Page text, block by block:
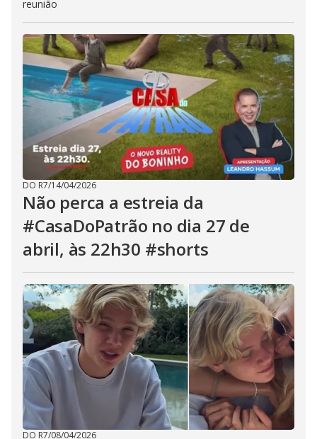
reunião
DO R7/14/04/2026
Não perca a estreia da
#CasaDoPatrão no dia 27 de
abril, às 22h30 #shorts
DO R7/08/04/2026